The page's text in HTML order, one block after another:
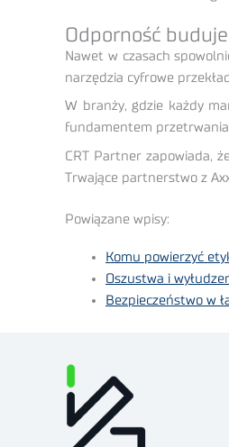
Odporność
Nawet w czasach
narzędzia cyfrowe
W branży, gdzie każdy
fundamentem
CRT Partner zapowiada,
Trwające partnerstwo z
Powiązane wpisy:
Komu powierzyć
Oszustwa i
Bezpieczeństwo w